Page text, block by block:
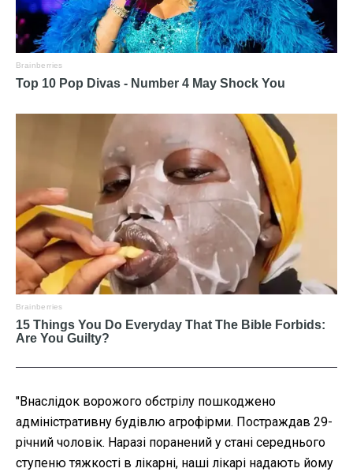
"Внаслідок ворожого обстрілу пошкоджено
адміністративну будівлю агрофірми. Постраждав 29-
річний чоловік. Наразі поранений у стані середнього
ступеню тяжкості в лікарні, наші лікарі надають йому